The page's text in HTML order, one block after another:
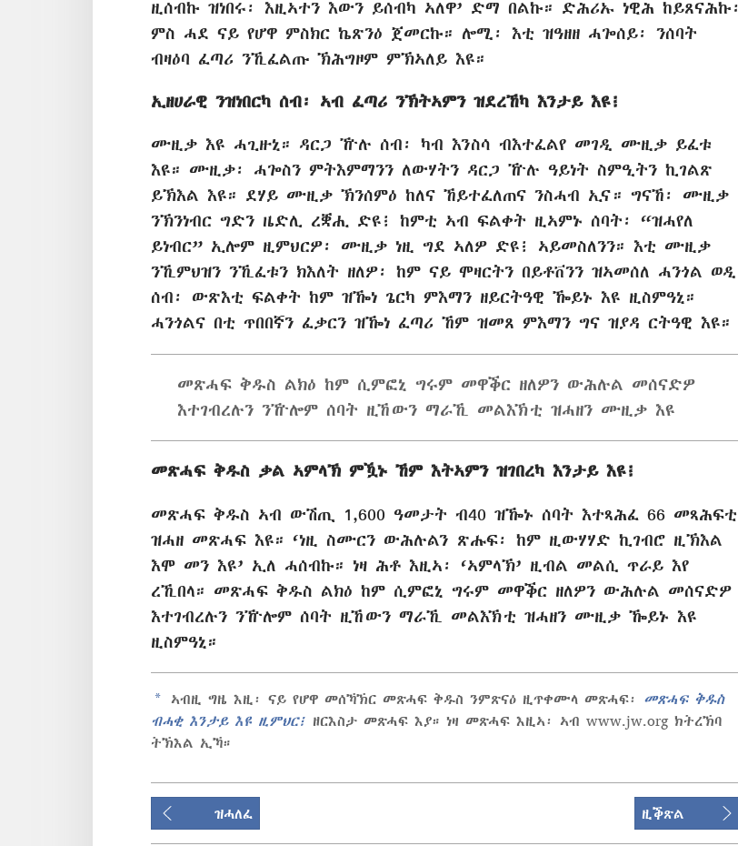
ዚሰብኩ ዝነበሩ፡ እዚኣተን እውን ይሰብካ ኣለዋ’ ድማ በልኩ። ድሕሪኡ ነዊሕ ከይጸናሕኩ፡
ምስ ሓደ ናይ የሆዋ ምስክር ኬጽንዕ ጀመርኩ። ሎሚ፡ እቲ ዝዓዘዘ ሓጐሰይ፡ ንሰባት
ብዛዕባ ፈጣሪ ንኺፈልጡ ኽሕግዞም ምኽኣለይ እዩ።
ኢዘሀራዊ ንዝነበርካ ሰብ፡ ኣብ ፈጣሪ ንኽትኣምን ዝደረኸካ እንታይ እዩ፧
ሙዚቃ እዩ ሓጊዙኒ። ዳርጋ ዅሉ ሰብ፡ ካብ እንስሳ ብእተፈልየ መገዲ ሙዚቃ ይፈቱ
እዩ። ሙዚቃ፡ ሓጐስን ምትእምማንን ለውሃትን ዳርጋ ዅሉ ዓይነት ስምዒትን ኪገልጽ
ይኽእል እዩ። ደሃይ ሙዚቃ ኽንሰምዕ ከለና ኸይተፈለጠና ንስሓብ ኢና። ግናኸ፡ ሙዚቃ
ንኽንነብር ግድን ዜድሊ ረቛሒ ድዩ፧ ከምቲ ኣብ ፍልቀት ዚኣምኑ ሰባት፡ “ዝሓየለ
ይነብር” ኢሎም ዚምህርዎ፡ ሙዚቃ ነዚ ግደ ኣለዎ ድዩ፧ ኣይመስለንን። እቲ ሙዚቃ
ንኺምህዝን ንኺፈቱን ክእለት ዘለዎ፡ ከም ናይ ሞዛርትን በይቶቨንን ዝኣመሰለ ሓንጎል ወዲ
ሰብ፡ ውጽእቲ ፍልቀት ከም ዝዀነ ጌርካ ምእማን ዘይርትዓዊ ዀይኑ እዩ ዚስምዓኒ።
ሓንጎልና በቲ ጥበበኛን ፈቃርን ዝዀነ ፈጣሪ ኸም ዝመጸ ምእማን ግና ዝያዳ ርትዓዊ እዩ።
መጽሓፍ ቅዱስ ልክዕ ከም ሲምፎኒ ግሩም መዋቕር ዘለዎን ውሕሉል መሰናድዎ
እተገብረሉን ንዅሎም ሰባት ዚኸውን ማራኺ መልእኽቲ ዝሓዘን ሙዚቃ እዩ
መጽሓፍ ቅዱስ ቃል ኣምላኽ ምዃኑ ኸም እትኣምን ዝገበረካ እንታይ እዩ፧
መጽሓፍ ቅዱስ ኣብ ውሽጢ 1,600 ዓመታት ብ40 ዝዀኑ ሰባት እተጻሕፈ 66 መጻሕፍቲ
ዝሓዘ መጽሓፍ እዩ። ‘ነዚ ስሙርን ውሕሉልን ጽሑፍ፡ ከም ዚውሃሃድ ኪገብሮ ዚኽእል
እሞ መን እዩ’ ኢለ ሓሰብኩ። ነዛ ሕቶ እዚኣ፡ ‘ኣምላኽ’ ዚብል መልሲ ጥራይ እየ
ረኺበላ። መጽሓፍ ቅዱስ ልክዕ ከም ሲምፎኒ ግሩም መዋቕር ዘለዎን ውሕሉል መሰናድዎ
እተገብረሉን ንዅሎም ሰባት ዚኸውን ማራኺ መልእኽቲ ዝሓዘን ሙዚቃ ዀይኑ እዩ
ዚስምዓኒ።
a ኣብዚ ግዜ እዚ፡ ናይ የሆዋ መሰኻኽር መጽሓፍ ቅዱስ ንምጽናዕ ዚጥቀሙላ መጽሓፍ፡ መጽሓፍ ቅዱስ
ብሓቂ እንታይ እዩ ዚምህር፧ ዘርእስታ መጽሓፍ እያ። ነዛ መጽሓፍ እዚኣ፡ ኣብ www.jw.org ክትረኽባ
ትኽእል ኢኻ።
ዝሓለፈ ዚቕጽል